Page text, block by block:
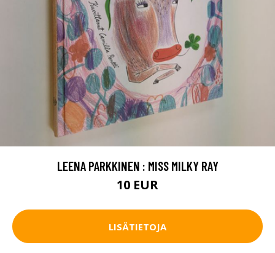
LEENA PARKKINEN : MISS MILKY RAY
10 EUR
LISÄTIETOJA